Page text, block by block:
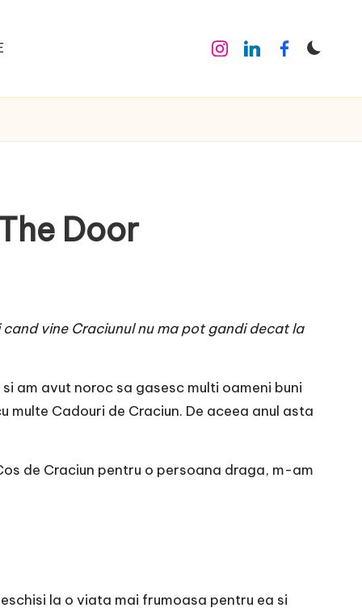
Instagram
LinkedinFacebook
Door
vine Craciunul nu ma pot gandi decat la
am avut noroc sa gasesc multi oameni buni
multe Cadouri de Craciun. De aceea anul asta
de Craciun pentru o persoana draga, m-am
la o viata mai frumoasa pentru ea si